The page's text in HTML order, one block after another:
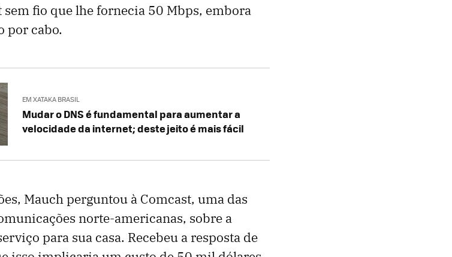
fio que lhe fornecia 50 Mbps, embora
por cabo.
EM XATAKA BRASIL
Mudar o DNS é fundamental para aumentar a
velocidade da internet; deste jeito é mais fácil
Mauch perguntou à Comcast, uma das
norte-americanas, sobre a
para sua casa. Recebeu a resposta de